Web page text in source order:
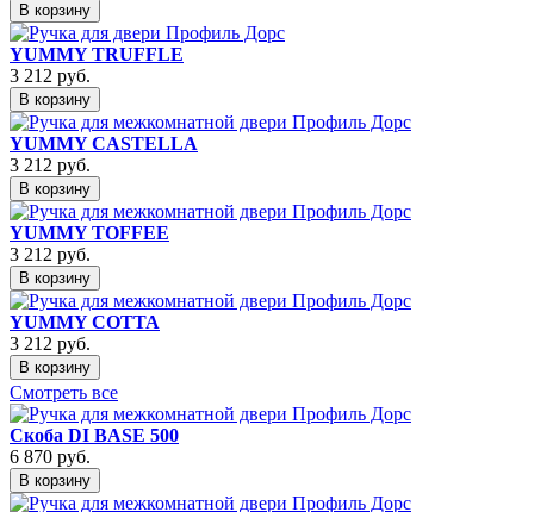
В корзину
YUMMY TRUFFLE
3 212 руб.
В корзину
YUMMY CASTELLA
3 212 руб.
В корзину
YUMMY TOFFEE
3 212 руб.
В корзину
YUMMY COTTA
3 212 руб.
В корзину
Смотреть все
Скоба DI BASE 500
6 870 руб.
В корзину